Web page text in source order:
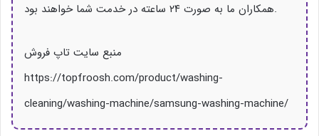
همکاران ما به صورت ۲۴ ساعته در خدمت شما خواهند بود.
منبع سایت تاپ فروش
https://topfroosh.com/product/washing-
cleaning/washing-machine/samsung-washing-machine/